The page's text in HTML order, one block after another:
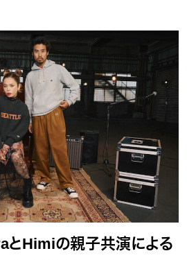
とHimiの親子共演による